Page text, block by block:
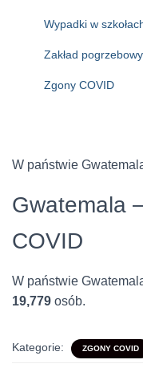
Wypadki w
Zakład pogrzebowy
Zgony COVID
W państwie
Gwatemala
COVID
W państwie
19,779 osób.
Kategorie: ZGONY COVID